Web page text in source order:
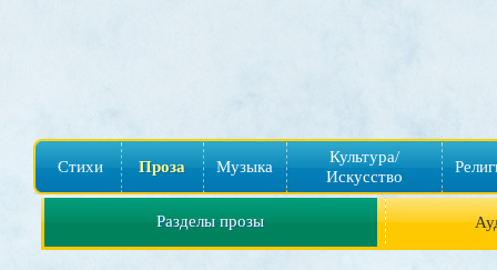
Стихи Проза Музыка
Культура/
Искусство
Разделы прозы